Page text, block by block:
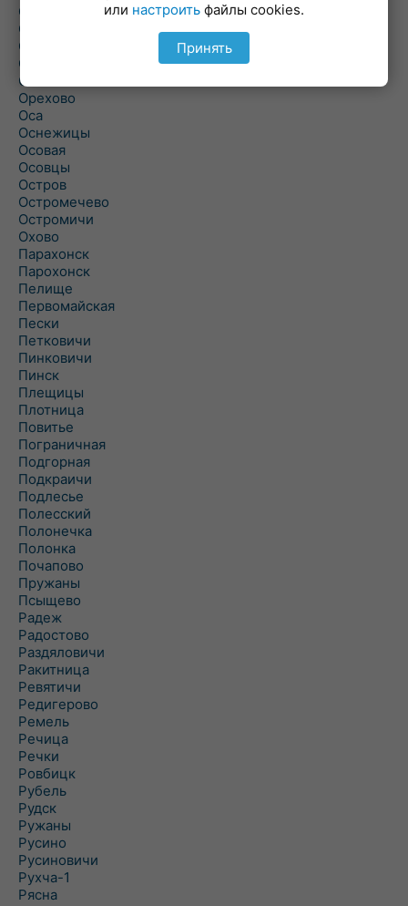
Ольманы
Ольпень
Ольшаны
Омельная
Ополь
Орехово
Оса
Оснежицы
Осовая
Осовцы
Остров
Остромечево
Остромичи
Охово
Парахонск
Парохонск
Пелище
Первомайская
Пески
Петковичи
Пинковичи
Пинск
Плещицы
Плотница
Повитье
Пограничная
Подгорная
Подкраичи
Подлесье
Полесский
Полонечка
Полонка
Почапово
Пружаны
Псыщево
Радеж
Радостово
Раздяловичи
Ракитница
Ревятичи
Редигерово
Ремель
Речица
Речки
Ровбицк
Рубель
Рудск
Ружаны
Русино
Русиновичи
Рухча-1
Рясна
или настроить файлы cookies.
Принять